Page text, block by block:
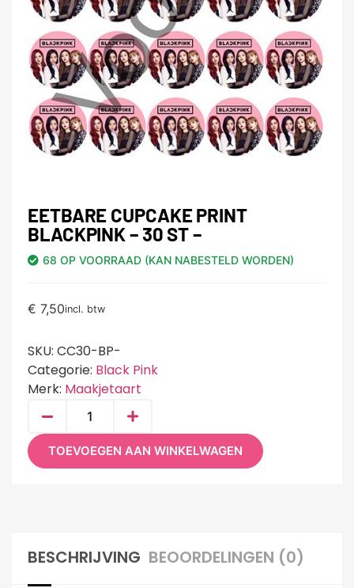
EETBARE CUPCAKE PRINT
BLACKPINK – 30 ST –
68 OP VOORRAAD (KAN NABESTELD WORDEN)
€ 7,50incl. btw
SKU: CC30-BP-
Categorie: Black Pink
Merk: Maakjetaart
TOEVOEGEN AAN WINKELWAGEN
BESCHRIJVING BEOORDELINGEN (0)